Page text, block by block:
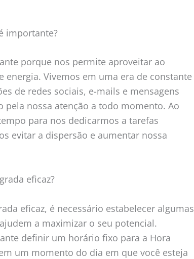
importante?
porque nos permite aproveitar ao
energia. Vivemos em uma era de constante
de redes sociais, e-mails e mensagens
pela nossa atenção a todo momento. Ao
para nos dedicarmos a tarefas
evitar a dispersão e aumentar nossa
eficaz?
eficaz, é necessário estabelecer algumas
a maximizar o seu potencial.
definir um horário fixo para a Hora
um momento do dia em que você esteja